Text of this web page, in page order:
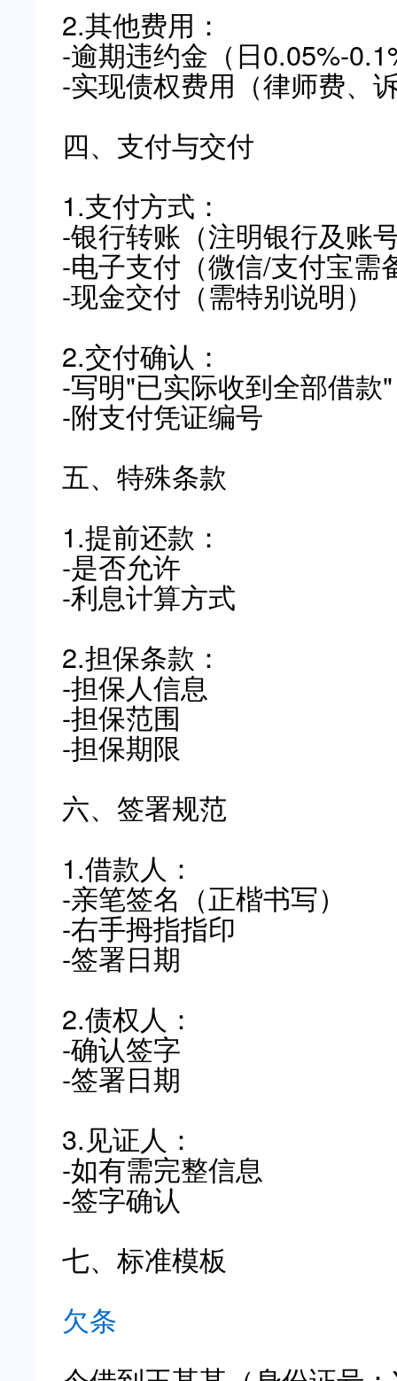
2.其他费用：
-逾期违约金（日0.05%-
-实现债权费用（律师费、
四、支付与交付
1.支付方式：
-银行转账（注明银行及账
-电子支付（微信/支付宝需
-现金交付（需特别说明）
2.交付确认：
-写明"已实际收到全部借款"
-附支付凭证编号
五、特殊条款
1.提前还款：
-是否允许
-利息计算方式
2.担保条款：
-担保人信息
-担保范围
-担保期限
六、签署规范
1.借款人：
-亲笔签名（正楷书写）
-右手拇指指印
-签署日期
2.债权人：
-确认签字
-签署日期
3.见证人：
-如有需完整信息
-签字确认
七、标准模板
欠条